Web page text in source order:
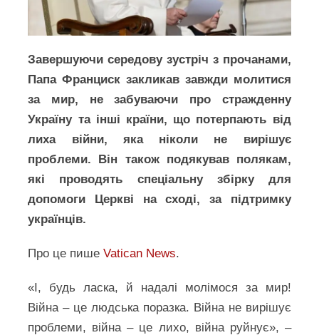
Завершуючи середову зустріч з прочанами,
Папа Франциск закликав завжди молитися
за мир, не забуваючи про стражденну
Україну та інші країни, що потерпають від
лиха війни, яка ніколи не вирішує
проблеми. Він також подякував полякам,
які проводять спеціальну збірку для
допомоги Церкві на сході, за підтримку
українців.
Про це пишеVatican News.
«І, будь ласка, й надалі молімося за мир!
Війна – це людська поразка. Війна не вирішує
проблеми, війна – це лихо, війна руйнує», –